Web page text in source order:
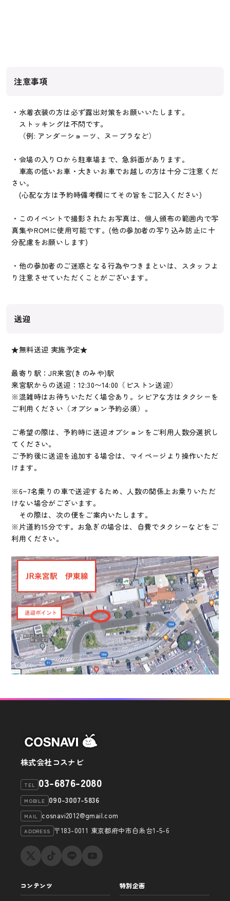
注意事項
・水着衣装の方は必ず露出対策をお願いいたします。
ストッキングは不問です。
（例: アンダーショーツ、ヌーブラなど）
・会場の入り口から駐車場まで、急斜面があります。
車高の低いお車・大きいお車でお越しの方は十分ご注意くだ
さい。
(心配な方は予約時備考欄にてその旨をご記入ください)
・このイベントで撮影されたお写真は、個人頒布の範囲内で写
真集やROMに使用可能です。(他の参加者の写り込み防止に十
分配慮をお願いします)
・他の参加者のご迷惑となる行為やつきまといは、スタッフよ
り注意させていただくことがございます。
送迎
★無料送迎 実施予定★
最寄り駅：JR来宮(きのみや)駅
来宮駅からの送迎：12:30〜14:00（ピストン送迎）
※混雑時はお待ちいただく場合あり。シビアな方はタクシーを
ご利用ください（オプション予約必須）。
ご希望の際は、予約時に送迎オプションをご利用人数分選択し
てください。
ご予約後に送迎を追加する場合は、マイページより操作いただ
けます。
※6~7名乗りの車で送迎するため、人数の関係上お乗りいただ
けない場合がございます。
その際は、次の便をご案内いたします。
※片道約15分です。お急ぎの場合は、自費でタクシーなどをご
利用ください。
株式会社コスナビ
TEL 03-6876-2080
MOBILE 090-3007-5836
MAIL cosnavi2012@gmail.com
ADDRESS 〒183-0011 東京都府中市白糸台1-5-6
コンテンツ 特別企画